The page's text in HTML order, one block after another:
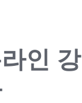
인 강